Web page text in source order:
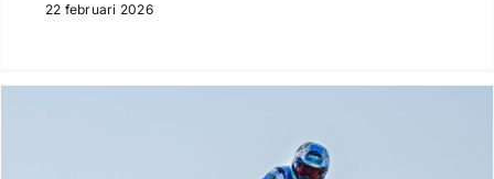
22 februari 2026